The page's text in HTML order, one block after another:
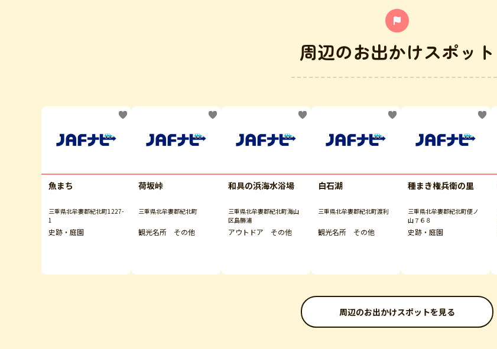
周辺のお出かけスポット
魚まち
三重県北牟婁郡紀北町1227-
1
史跡・庭園
荷坂峠
三重県北牟婁郡紀北町
観光名所 その他
和具の浜海水浴場
三重県北牟婁郡紀北町海山
区島勝浦
アウトドア その他
白石湖
三重県北牟婁郡紀北町渡利
観光名所 その他
種まき権兵衛の里
三重県北牟婁郡紀北町便ノ
山７６８
史跡・庭園
周辺のお出かけスポットを見る